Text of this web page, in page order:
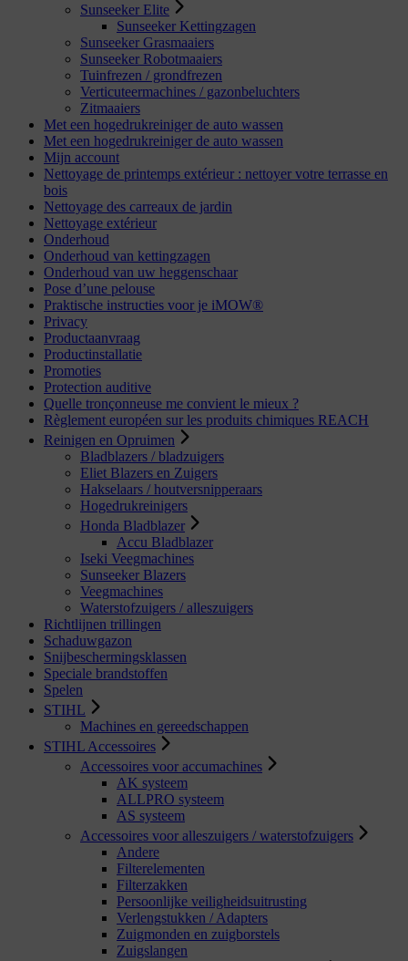
Sunseeker Elite
Sunseeker Kettingzagen
Sunseeker Grasmaaiers
Sunseeker Robotmaaiers
Tuinfrezen / grondfrezen
Verticuteermachines / gazonbeluchters
Zitmaaiers
Met een hogedrukreiniger de auto wassen
Met een hogedrukreiniger de auto wassen
Mijn account
Nettoyage de printemps extérieur : nettoyer votre terrasse en
bois
Nettoyage des carreaux de jardin
Nettoyage extérieur
Onderhoud
Onderhoud van kettingzagen
Onderhoud van uw heggenschaar
Pose d’une pelouse
Praktische instructies voor je iMOW®
Privacy
Productaanvraag
Productinstallatie
Promoties
Protection auditive
Quelle tronçonneuse me convient le mieux ?
Règlement européen sur les produits chimiques REACH
Reinigen en Opruimen
Bladblazers / bladzuigers
Eliet Blazers en Zuigers
Hakselaars / houtversnipperaars
Hogedrukreinigers
Honda Bladblazer
Accu Bladblazer
Iseki Veegmachines
Sunseeker Blazers
Veegmachines
Waterstofzuigers / alleszuigers
Richtlijnen trillingen
Schaduwgazon
Snijbeschermingsklassen
Speciale brandstoffen
Spelen
STIHL
Machines en gereedschappen
STIHL Accessoires
Accessoires voor accumachines
AK systeem
ALLPRO systeem
AS systeem
Accessoires voor alleszuigers / waterstofzuigers
Andere
Filterelementen
Filterzakken
Persoonlijke veiligheidsuitrusting
Verlengstukken / Adapters
Zuigmonden en zuigborstels
Zuigslangen